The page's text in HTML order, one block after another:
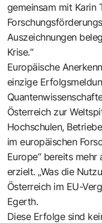
gemeinsam mit Karin
Auszeichnungen
Krise.“
Europäische
einzige
Österreich zur
Hochschulen,
im europäischen
Europe“ bereits mehr
erzielt. „Was die
Österreich im EU-
Egerth.
Diese Erfolge sind